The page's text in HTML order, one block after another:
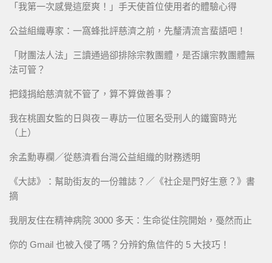
「我第一次感覺這麼爽！」手天使首位使用者的體驗心得
公益組織專家：一窩蜂批評慈濟之前，先釐清流言蜚語吧！
「財團法人法」三讀通過卻排除宗教團體，是否讓宗教團體無
法可管？
把錢捐給慈濟就不管了，算不算做善事？
我在桃園女監的日與夜－專訪一位匿名受刑人的鐵窗時光
（上）
余孟勳專欄／從慈濟看台灣公益組織的財務透明
《大誌》：幫助街友的一份雜誌？／《社企是門好生意？》書
摘
我朋友住在精神病院 3000 多天：生命從住院開始，戞然而止
你的 Gmail 也被入侵了嗎？分辨釣魚信件的 5 大技巧！